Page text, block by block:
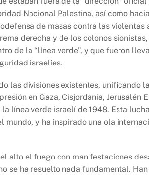
Nacional Palestina, así como
de masas contra las violentas
derecha y de los colonos
de la “línea verde”, y que fueron
israelíes.
las divisiones existentes, unificando
en Gaza, Cisjordania, Jerusalén
línea verde israelí de 1948. Esta
mundo, y ha inspirado una ola
alto el fuego con manifestaciones
se ha resuelto nada fundamental.